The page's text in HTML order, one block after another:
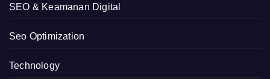
SEO & Keamanan Digital
Seo Optimization
Technology